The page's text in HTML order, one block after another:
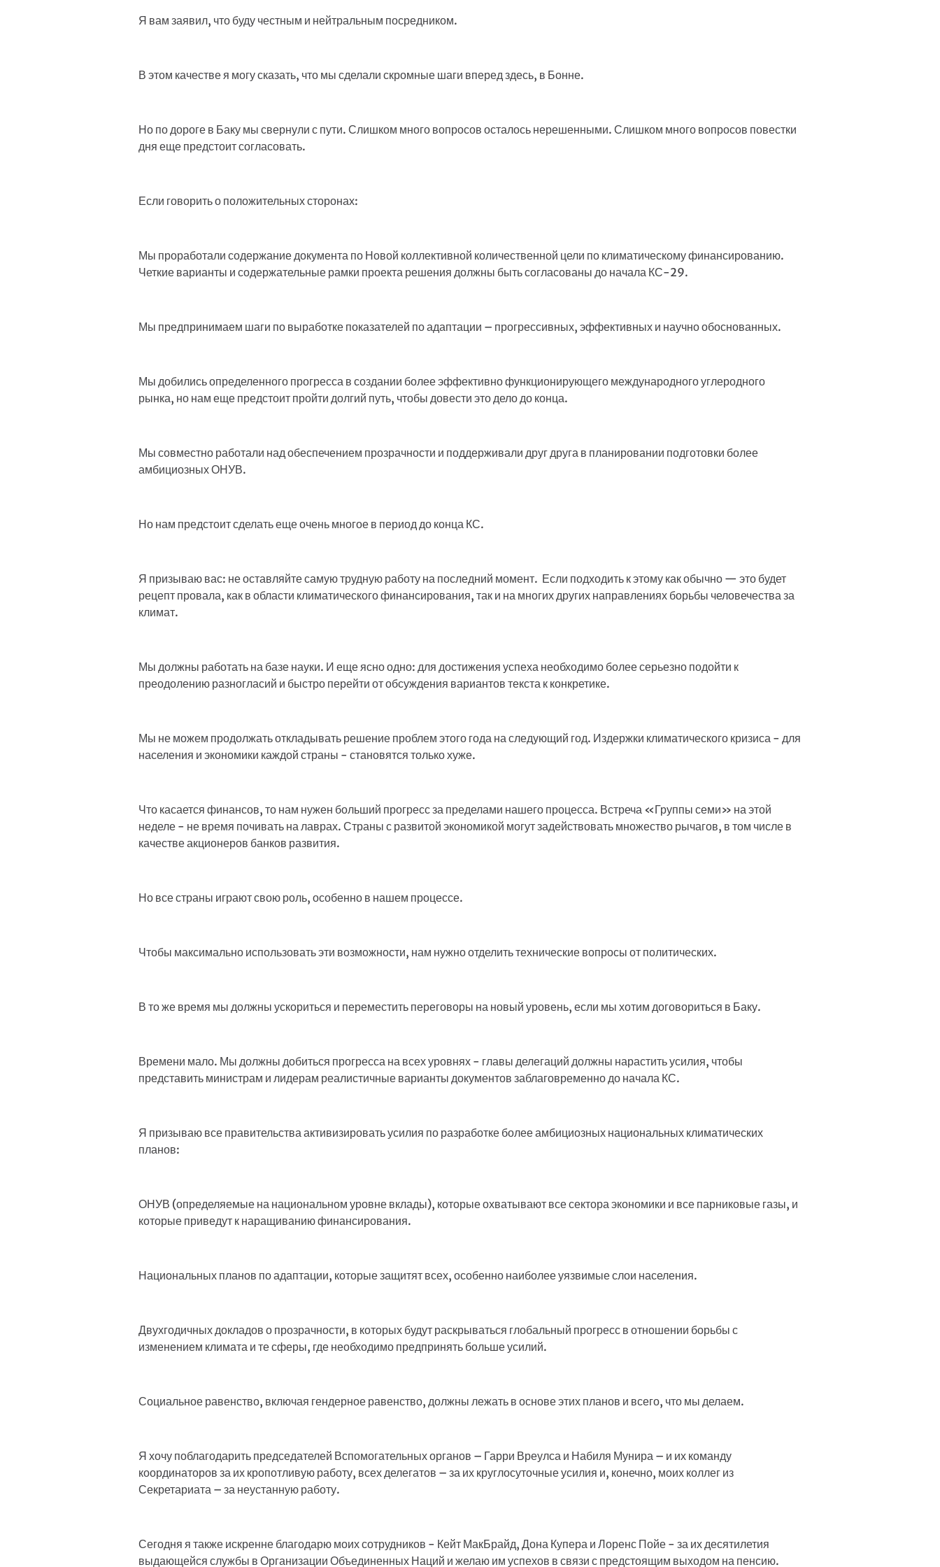
Я вам заявил, что буду честным и нейтральным посредником.
В этом качестве я могу сказать, что мы сделали скромные шаги вперед здесь, в Бонне.
Но по дороге в Баку мы свернули с пути. Слишком много вопросов осталось нерешенными. Слишком много вопросов повестки
дня еще предстоит согласовать.
Если говорить о положительных сторонах:
Мы проработали содержание документа по Новой коллективной количественной цели по климатическому финансированию.
Четкие варианты и содержательные рамки проекта решения должны быть согласованы до начала КС-29.
Мы предпринимаем шаги по выработке показателей по адаптации – прогрессивных, эффективных и научно обоснованных.
Мы добились определенного прогресса в создании более эффективно функционирующего международного углеродного
рынка, но нам еще предстоит пройти долгий путь, чтобы довести это дело до конца.
Мы совместно работали над обеспечением прозрачности и поддерживали друг друга в планировании подготовки более
амбициозных ОНУВ.
Но нам предстоит сделать еще очень многое в период до конца КС.
Я призываю вас: не оставляйте самую трудную работу на последний момент. Если подходить к этому как обычно — это будет
рецепт провала, как в области климатического финансирования, так и на многих других направлениях борьбы человечества за
климат.
Мы должны работать на базе науки. И еще ясно одно: для достижения успеха необходимо более серьезно подойти к
преодолению разногласий и быстро перейти от обсуждения вариантов текста к конкретике.
Мы не можем продолжать откладывать решение проблем этого года на следующий год. Издержки климатического кризиса - для
населения и экономики каждой страны - становятся только хуже.
Что касается финансов, то нам нужен больший прогресс за пределами нашего процесса. Встреча «Группы семи» на этой
неделе - не время почивать на лаврах. Страны с развитой экономикой могут задействовать множество рычагов, в том числе в
качестве акционеров банков развития.
Но все страны играют свою роль, особенно в нашем процессе.
Чтобы максимально использовать эти возможности, нам нужно отделить технические вопросы от политических.
В то же время мы должны ускориться и переместить переговоры на новый уровень, если мы хотим договориться в Баку.
Времени мало. Мы должны добиться прогресса на всех уровнях - главы делегаций должны нарастить усилия, чтобы
представить министрам и лидерам реалистичные варианты документов заблаговременно до начала КС.
Я призываю все правительства активизировать усилия по разработке более амбициозных национальных климатических
планов:
ОНУВ (определяемые на национальном уровне вклады), которые охватывают все сектора экономики и все парниковые газы, и
которые приведут к наращиванию финансирования.
Национальных планов по адаптации, которые защитят всех, особенно наиболее уязвимые слои населения.
Двухгодичных докладов о прозрачности, в которых будут раскрываться глобальный прогресс в отношении борьбы с
изменением климата и те сферы, где необходимо предпринять больше усилий.
Социальное равенство, включая гендерное равенство, должны лежать в основе этих планов и всего, что мы делаем.
Я хочу поблагодарить председателей Вспомогательных органов – Гарри Вреулса и Набиля Мунира – и их команду
координаторов за их кропотливую работу, всех делегатов – за их круглосуточные усилия и, конечно, моих коллег из
Секретариата – за неустанную работу.
Сегодня я также искренне благодарю моих сотрудников - Кейт МакБрайд, Дона Купера и Лоренс Пойе - за их десятилетия
выдающейся службы в Организации Объединенных Наций и желаю им успехов в связи с предстоящим выходом на пенсию.